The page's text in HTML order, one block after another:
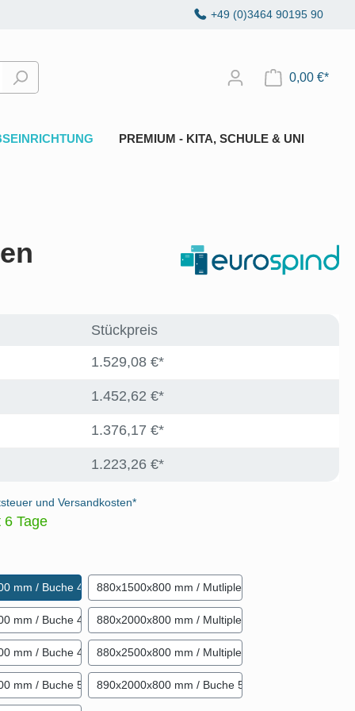
+49 (0)3464 90195 90
0,00 €*
PREMIUM - KITA, SCHULE & UNI
Stückpreis
1.529,08 €*
1.452,62 €*
1.376,17 €*
1.223,26 €*
und Versandkosten*
Tage
mm / Buche 40 mm880x1500x800 mm / Mutliplex 40 mm
mm / Buche 40 mm880x2000x800 mm / Multiplex 40 mm
mm / Buche 40 mm880x2500x800 mm / Multiplex 40 mm
mm / Buche 50 mm890x2000x800 mm / Buche 50 mm